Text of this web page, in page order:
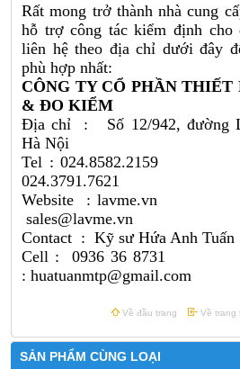
Rất mong trở thành nhà cung
hỗ trợ công tác kiểm định cho
liên hệ theo địa chỉ dưới đây
phù hợp nhất:
CÔNG TY CỔ PHẦN THIẾT
& ĐO KIỂM
Địa chỉ : Số 12/942, đường
Hà Nội
Tel :
024.3791.7621
Website : lavme.vn
sales@lavme.vn
Contact : Kỹ sư Hứa Anh Tuấn
Cell : 0936 36
: huatuanmtp@gmail.com
Về đầu trang Về trang
SẢN PHẨM CÙNG LOẠI